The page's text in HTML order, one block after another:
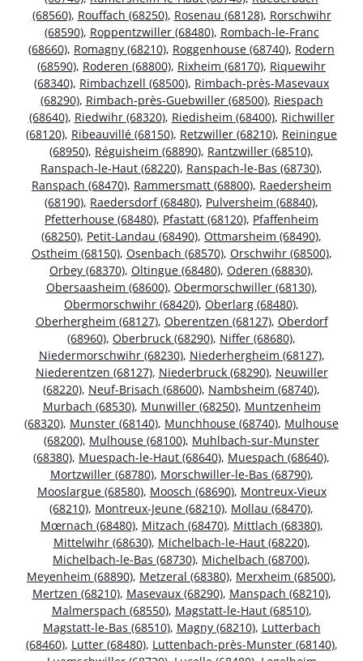
(68560), Rouffach (68250), Rosenau (68128), Rorschwihr
(68590), Roppentzwiller (68480), Rombach-le-Franc
(68660), Romagny (68210), Roggenhouse (68740), Rodern
(68590), Roderen (68800), Rixheim (68170), Riquewihr
(68340), Rimbachzell (68500), Rimbach-près-Masevaux
(68290), Rimbach-près-Guebwiller (68500), Riespach
(68640), Riedwihr (68320), Riedisheim (68400), Richwiller
(68120), Ribeauvillé (68150), Retzwiller (68210), Reiningue
(68950), Réguisheim (68890), Rantzwiller (68510),
Ranspach-le-Haut (68220), Ranspach-le-Bas (68730),
Ranspach (68470), Rammersmatt (68800), Raedersheim
(68190), Raedersdorf (68480), Pulversheim (68840),
Pfetterhouse (68480), Pfastatt (68120), Pfaffenheim
(68250), Petit-Landau (68490), Ottmarsheim (68490),
Ostheim (68150), Osenbach (68570), Orschwihr (68500),
Orbey (68370), Oltingue (68480), Oderen (68830),
Obersaasheim (68600), Obermorschwiller (68130),
Obermorschwihr (68420), Oberlarg (68480),
Oberhergheim (68127), Oberentzen (68127), Oberdorf
(68960), Oberbruck (68290), Niffer (68680),
Niedermorschwihr (68230), Niederhergheim (68127),
Niederentzen (68127), Niederbruck (68290), Neuwiller
(68220), Neuf-Brisach (68600), Nambsheim (68740),
Murbach (68530), Munwiller (68250), Muntzenheim
(68320), Munster (68140), Munchhouse (68740), Mulhouse
(68200), Mulhouse (68100), Muhlbach-sur-Munster
(68380), Muespach-le-Haut (68640), Muespach (68640),
Mortzwiller (68780), Morschwiller-le-Bas (68790),
Mooslargue (68580), Moosch (68690), Montreux-Vieux
(68210), Montreux-Jeune (68210), Mollau (68470),
Mœrnach (68480), Mitzach (68470), Mittlach (68380),
Mittelwihr (68630), Michelbach-le-Haut (68220),
Michelbach-le-Bas (68730), Michelbach (68700),
Meyenheim (68890), Metzeral (68380), Merxheim (68500),
Mertzen (68210), Masevaux (68290), Manspach (68210),
Malmerspach (68550), Magstatt-le-Haut (68510),
Magstatt-le-Bas (68510), Magny (68210), Lutterbach
(68460), Lutter (68480), Luttenbach-près-Munster (68140),